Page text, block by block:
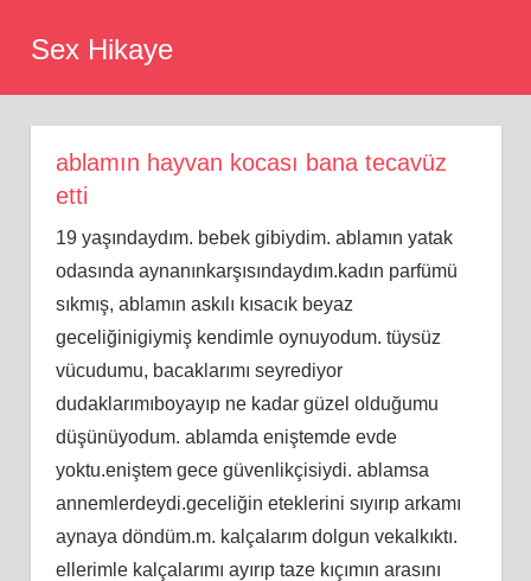
Sex Hikaye
ablamın hayvan kocası bana tecavüz
etti
19 yaşındaydım. bebek gibiydim. ablamın yatak
odasında aynanınkarşısındaydım.kadın parfümü
sıkmış, ablamın askılı kısacık beyaz
geceliğinigiymiş kendimle oynuyodum. tüysüz
vücudumu, bacaklarımı seyrediyor
dudaklarımıboyayıp ne kadar güzel olduğumu
düşünüyodum. ablamda eniştemde evde
yoktu.eniştem gece güvenlikçisiydi. ablamsa
annemlerdeydi.geceliğin eteklerini sıyırıp arkamı
aynaya döndüm.m. kalçalarım dolgun vekalkıktı.
ellerimle kalçalarımı ayırıp taze kıçımın arasını